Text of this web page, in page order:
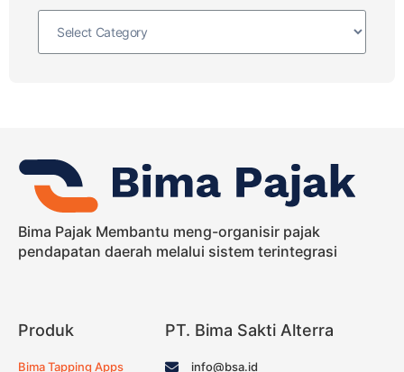
Bima Pajak Membantu meng-organisir pajak
pendapatan daerah melalui sistem terintegrasi
Produk
Bima Tapping Apps
PT. Bima Sakti Alterra
info@bsa.id